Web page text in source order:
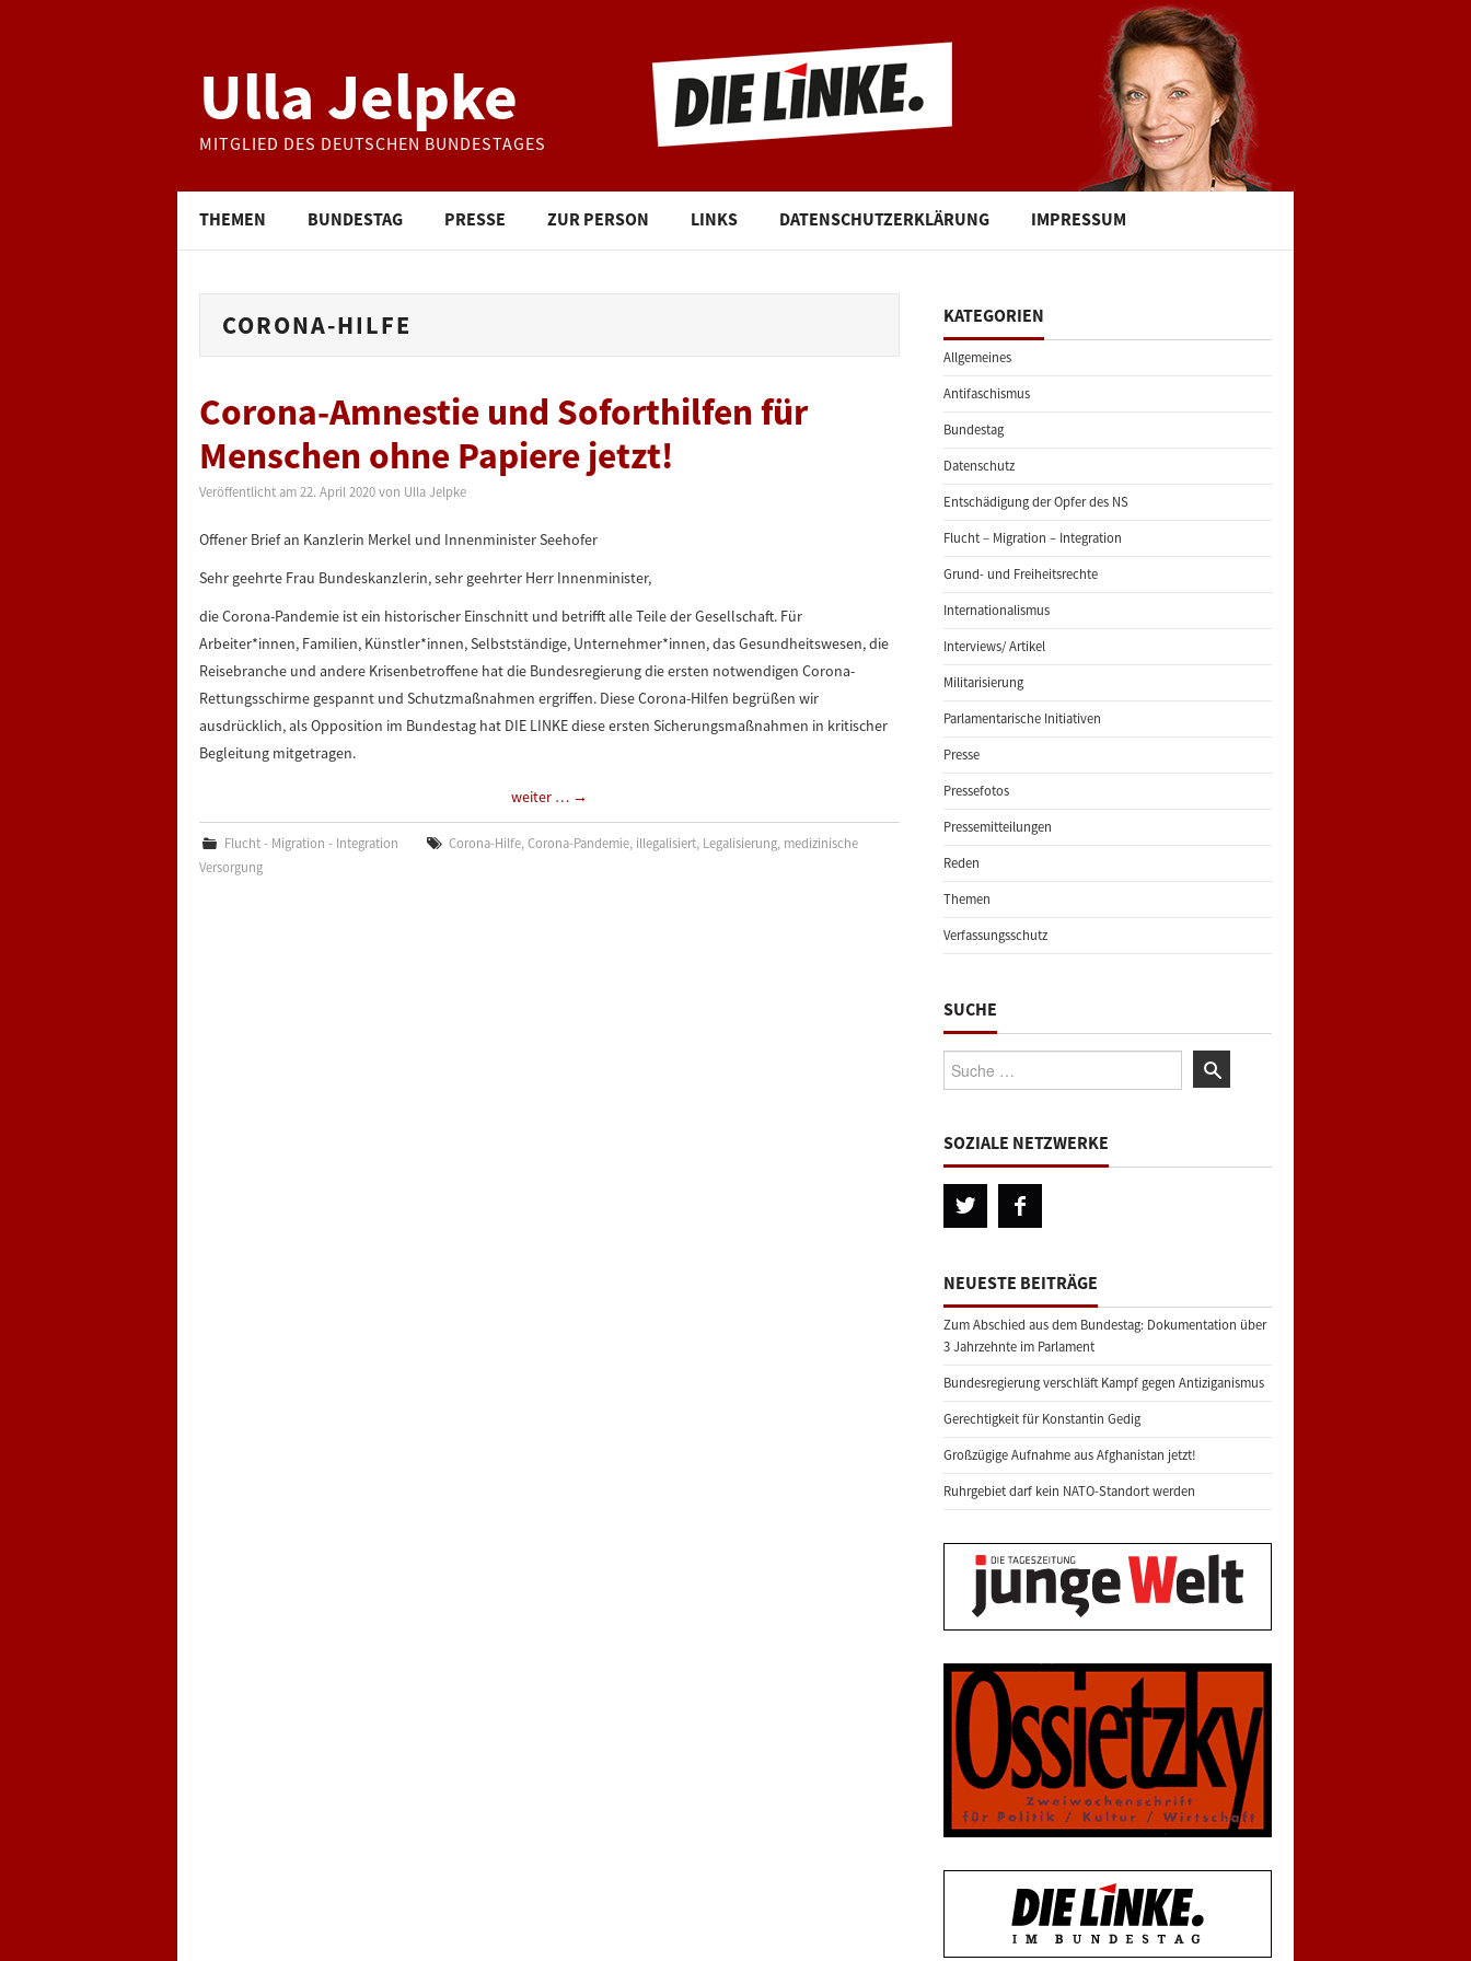
Ulla Jelpke
MITGLIED DES DEUTSCHEN BUNDESTAGES
THEMEN BUNDESTAG PRESSE ZUR PERSON LINKS DATENSCHUTZERKLÄRUNG IMPRESSUM
CORONA-HILFE
Corona-Amnestie und Soforthilfen für
Menschen ohne Papiere jetzt!
Veröffentlicht am 22. April 2020 von Ulla Jelpke
Offener Brief an Kanzlerin Merkel und Innenminister Seehofer
Sehr geehrte Frau Bundeskanzlerin, sehr geehrter Herr Innenminister,
die Corona-Pandemie ist ein historischer Einschnitt und betrifft alle Teile der Gesellschaft. Für
Arbeiter*innen, Familien, Künstler*innen, Selbstständige, Unternehmer*innen, das Gesundheitswesen, die
Reisebranche und andere Krisenbetroffene hat die Bundesregierung die ersten notwendigen Corona-
Rettungsschirme gespannt und Schutzmaßnahmen ergriffen. Diese Corona-Hilfen begrüßen wir
ausdrücklich, als Opposition im Bundestag hat DIE LINKE diese ersten Sicherungsmaßnahmen in kritischer
Begleitung mitgetragen.
weiter … →
Flucht - Migration - Integration Corona-Hilfe,Corona-Pandemie, illegalisiert, Legalisierung, medizinische
Versorgung
KATEGORIEN
Allgemeines
Antifaschismus
Bundestag
Datenschutz
Entschädigung der Opfer des NS
Flucht – Migration – Integration
Grund- und Freiheitsrechte
Internationalismus
Interviews/ Artikel
Militarisierung
Parlamentarische Initiativen
Presse
Pressefotos
Pressemitteilungen
Reden
Themen
Verfassungsschutz
SUCHE
Suche:
SOZIALE NETZWERKE
NEUESTE BEITRÄGE
Zum Abschied aus dem Bundestag: Dokumentation über
3 Jahrzehnte im Parlament
Bundesregierung verschläft Kampf gegen Antiziganismus
Gerechtigkeit für Konstantin Gedig
Großzügige Aufnahme aus Afghanistan jetzt!
Ruhrgebiet darf kein NATO-Standort werden